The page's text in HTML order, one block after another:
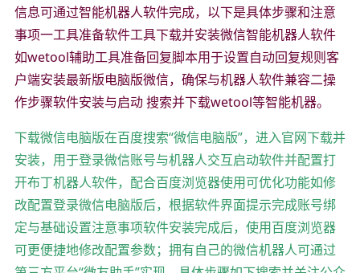
信息可通过智能机器人软件完成，以下是具体步骤和注意
事项一工具准备软件工具下载并安装微信智能机器人软件
如wetool辅助工具准备回复脚本用于设置自动回复规则客
户端安装最新版电脑版微信，确保与机器人软件兼容二操
作步骤软件安装与启动 搜索并下载wetool等智能机器。
下载微信电脑版在百度搜索“微信电脑版”，进入官网下载并
安装，用于登录微信账号与机器人交互启动软件并配置打
开布丁机器人软件，配合百度浏览器使用可优化功能如修
改配置登录微信电脑版后，根据软件界面提示完成账号绑
定与基础设置注意事项软件安装完成后，使用百度浏览器
可更便捷地修改配置参数；拥有自己的微信机器人可通过